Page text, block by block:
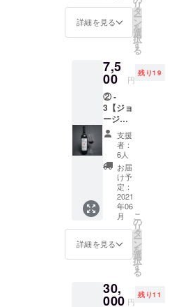
ジョー
ジアで
厳選し
ました
リーワ
イナ
リーの
中か
ら、日
本初上
陸のク
ヴェヴ
リワイ
ン
750ml ×
1本(白)
を購入
する事
が出来
るチ
ケット
・ク
ヴェヴ
詳細を見る
リ
タ
ー
ン
を
選
択
す
る
7,5
00 円
残り19
② -
3【ジョ
ージア
ワイン1
本(赤) +
ピアラ1
つの購
入チ
ケッ
ト】 ・
DaiSuW
ineが
ジョー
ジアで
厳選し
ました
リーワ
イナ
支援
者：
6人
お届
け予
定：
2021
年06
月
詳細を見る
こ
の
リ
タ
ー
ン
を
選
択
す
る
30,
000 円
残り11